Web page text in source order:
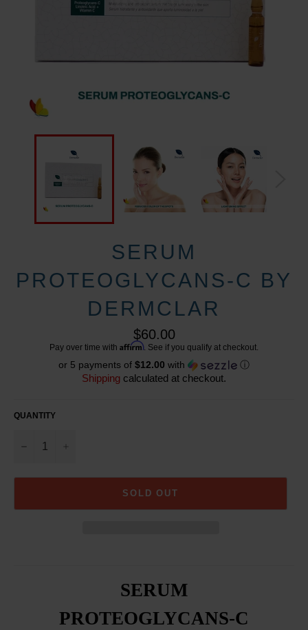
SERUM
PROTEOGLYCANS-C BY
DERMCLAR
Regular
price
$60.00
Pay over time with Affirm . See if you qualify at checkout.
or 5 payments of $12.00 with ⓘ
Shipping calculated at checkout.
QUANTITY
SOLD OUT
SERUM
PROTEOGLYCANS-C